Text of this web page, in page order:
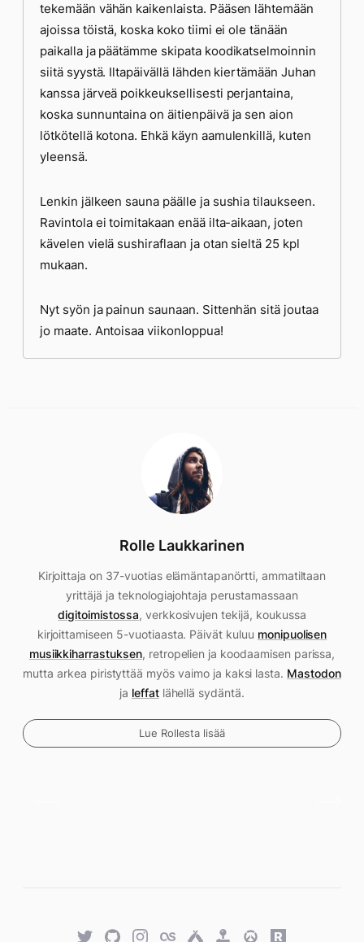
tekemään vähän kaikenlaista. Pääsen lähtemään
ajoissa töistä, koska koko tiimi ei ole tänään
paikalla ja päätämme skipata koodikatselmoinnin
siitä syystä. Iltapäivällä lähden kiertämään Juhan
kanssa järveä poikkeuksellisesti perjantaina,
koska sunnuntaina on äitienpäivä ja sen aion
lötkötellä kotona. Ehkä käyn aamulenkillä, kuten
yleensä.
Lenkin jälkeen sauna päälle ja sushia tilaukseen.
Ravintola ei toimitakaan enää ilta-aikaan, joten
kävelen vielä sushiraflaan ja otan sieltä 25 kpl
mukaan.
Nyt syön ja painun saunaan. Sittenhän sitä joutaa
jo maate. Antoisaa viikonloppua!
Rolle Laukkarinen
Kirjoittaja on 37-vuotias elämäntapanörtti, ammatiltaan
yrittäjä ja teknologiajohtaja perustamassaan
digitoimistossa, verkkosivujen tekijä, koukussa
kirjoittamiseen 5-vuotiaasta. Päivät kuluu monipuolisen
musiikkiharrastuksen, retropelien ja koodaamisen parissa,
mutta arkea piristyttää myös vaimo ja kaksi lasta. Mastodon
ja leffatlähellä sydäntä.
Lue Rollesta lisää
TwitterGitHubTwitterLast.fmUntappd
RetroOverwatch
Rawg.io